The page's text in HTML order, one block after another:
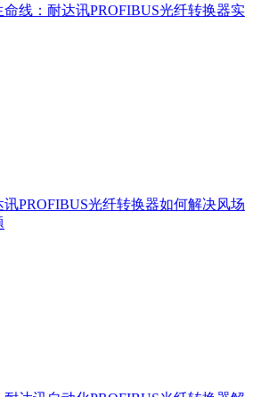
线：耐达讯PROFIBUS光纤转换器实
PROFIBUS光纤转换器如何解决风场